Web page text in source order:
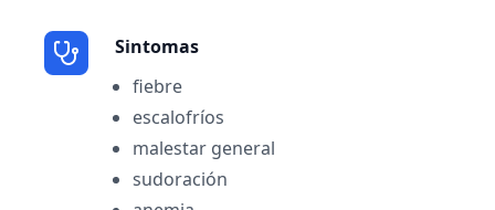
Sintomas
fiebre
escalofríos
malestar general
sudoración